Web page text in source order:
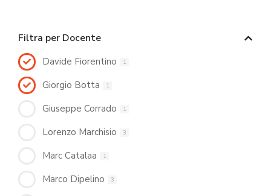
Filtra per Docente
Davide Fiorentino 1
Giorgio Botta 1
Giuseppe Corrado 1
Lorenzo Marchisio 3
Marc Catalaa 1
Marco Dipelino 3